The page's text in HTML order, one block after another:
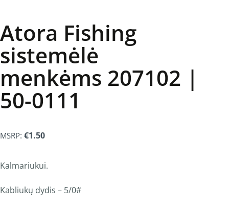
Atora Fishing
sistemėlė
menkėms 207102 |
50-0111
MSRP: €1.50
Kalmariukui.
Kabliukų dydis – 5/0#